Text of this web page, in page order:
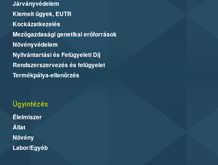
Járványvédelem
Kiemelt ügyek, EUTR
Kockázatkezelés
Mezőgazdasági genetikai erőforrások
Növényvédelem
Nyilvántartási és Felügyeleti Díj
Rendszerszervezés és felügyelet
Termékpálya-ellenőrzés
Ügyintézés
Élelmiszer
Állat
Növény
Labor/Egyéb